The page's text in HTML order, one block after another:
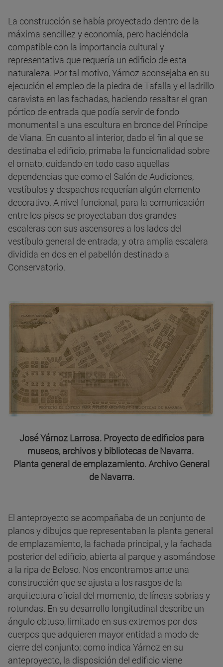
La construcción se había proyectado dentro de la
máxima sencillez y economía, pero haciéndola
compatible con la importancia cultural y
representativa que requería un edificio de esta
naturaleza. Por tal motivo, Yárnoz aconsejaba en su
ejecución el empleo de la piedra de Tafalla y el ladrillo
caravista en las fachadas, haciendo resaltar el gran
pórtico de entrada que podía servir de fondo
monumental a una escultura en bronce del Príncipe
de Viana. En cuanto al interior, dado el fin al que se
destinaba el edificio, primaba la funcionalidad sobre
el ornato, cuidando en todo caso aquellas
dependencias que como el Salón de Audiciones,
vestíbulos y despachos requerían algún elemento
decorativo. A nivel funcional, para la comunicación
entre los pisos se proyectaban dos grandes
escaleras con sus ascensores a los lados del
vestíbulo general de entrada; y otra amplia escalera
dividida en dos en el pabellón destinado a
Conservatorio.
José Yárnoz Larrosa. Proyecto de edificios para
museos, archivos y bibliotecas de Navarra.
Planta general de emplazamiento. Archivo General
de Navarra.
El anteproyecto se acompañaba de un conjunto de
planos y dibujos que representaban la planta general
de emplazamiento, la fachada principal, y la fachada
posterior del edificio, abierta al parque y asomándose
a la ripa de Beloso. Nos encontramos ante una
construcción que se ajusta a los rasgos de la
arquitectura oficial del momento, de líneas sobrias y
rotundas. En su desarrollo longitudinal describe un
ángulo obtuso, limitado en sus extremos por dos
cuerpos que adquieren mayor entidad a modo de
cierre del conjunto; como indica Yárnoz en su
anteproyecto, la disposición del edificio viene